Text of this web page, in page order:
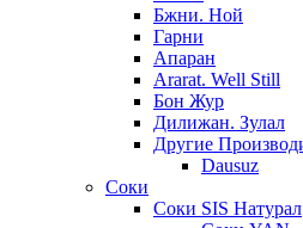
Бжни. Ной
Гарни
Апаран
Ararat. Well Still
Бон Жур
Дилижан. Зулал
Другие
Dausuz
Соки
Соки SIS Натурал